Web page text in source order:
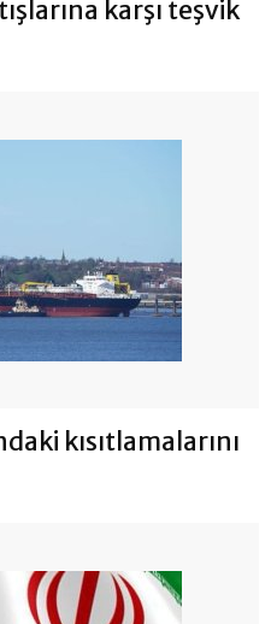
karşı teşvik
kısıtlamalarını